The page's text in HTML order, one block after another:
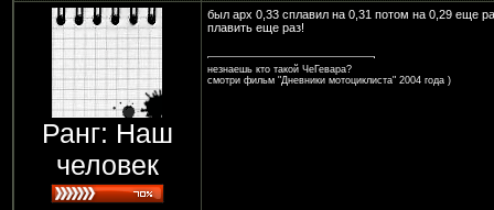
Ранг: Наш
человек
был арх 0,33 сплавил на 0,31 потом на 0,29 еще
плавить еще раз!
незнаешь кто такой ЧеГевара?
смотри фильм "Дневники мотоциклиста" 2004 года )